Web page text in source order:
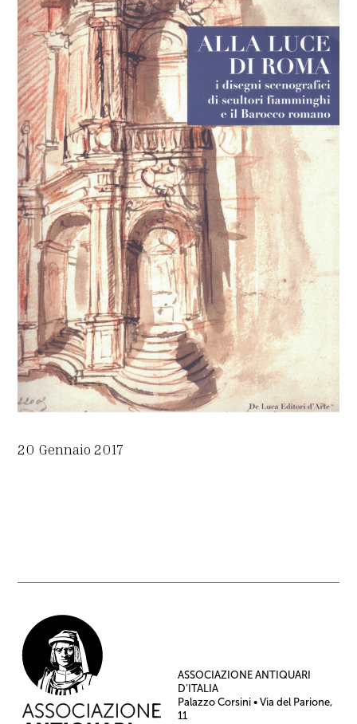
20 Gennaio 2017
ASSOCIAZIONE ANTIQUARI
D’ITALIA
Palazzo Corsini • Via del Parione,
11